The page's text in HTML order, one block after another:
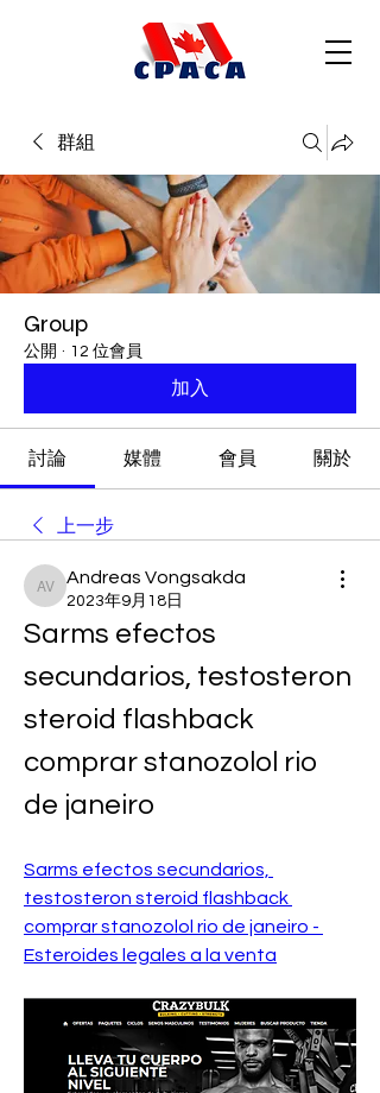
群組
Group
公開 · 12 位會員
加入
討論 媒體 會員 關於
上一步
Andreas Vongsakda
Andreas Vongsakda
2023年9月18日
Sarms efectos
secundarios, testosteron
steroid flashback
comprar stanozolol rio
de janeiro
Sarms efectos secundarios,
testosteron steroid flashback
comprar stanozolol rio de janeiro -
Esteroides legales a la venta